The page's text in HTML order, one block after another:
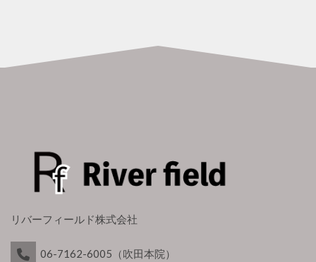
リバーフィールド株式会社
06-7162-6005（吹田本院）